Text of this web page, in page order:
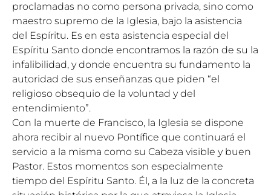
proclamadas no como persona privada, sino como
maestro supremo de la Iglesia, bajo la asistencia
del Espíritu. Es en esta asistencia especial del
Espíritu Santo donde encontramos la razón de su la
infalibilidad, y donde encuentra su fundamento la
autoridad de sus enseñanzas que piden “el
religioso obsequio de la voluntad y del
entendimiento”.
Con la muerte de Francisco, la Iglesia se dispone
ahora recibir al nuevo Pontífice que continuará el
servicio a la misma como su Cabeza visible y buen
Pastor. Estos momentos son especialmente
tiempo del Espíritu Santo. Él, a la luz de la concreta